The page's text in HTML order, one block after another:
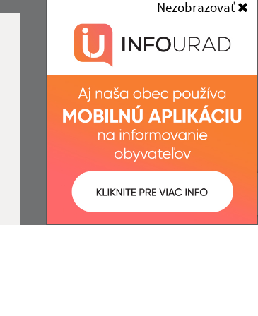
Nezobrazovať
obec@gemerskahorka.eu
+421 58 7921 225
IČO: 00328219